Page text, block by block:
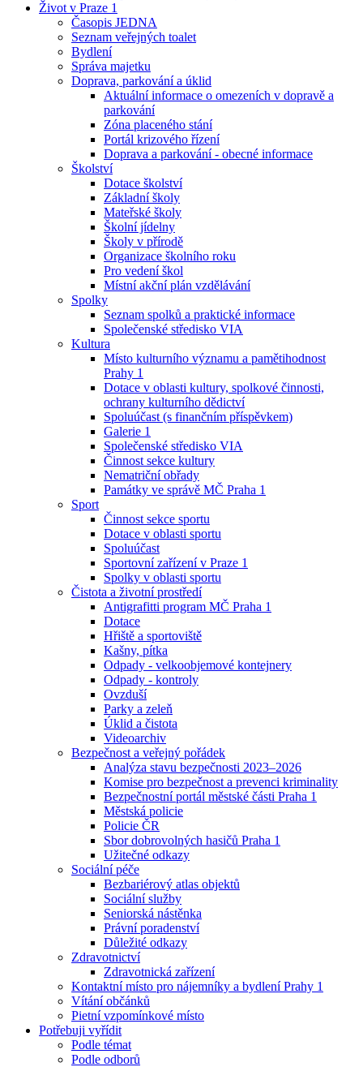
Život v Praze 1
Časopis JEDNA
Seznam veřejných toalet
Bydlení
Správa majetku
Doprava, parkování a úklid
Aktuální informace o omezeních v dopravě a
parkování
Zóna placeného stání
Portál krizového řízení
Doprava a parkování - obecné informace
Školství
Dotace školství
Základní školy
Mateřské školy
Školní jídelny
Školy v přírodě
Organizace školního roku
Pro vedení škol
Místní akční plán vzdělávání
Spolky
Seznam spolků a praktické informace
Společenské středisko VIA
Kultura
Místo kulturního významu a pamětihodnost
Prahy 1
Dotace v oblasti kultury, spolkové činnosti,
ochrany kulturního dědictví
Spoluúčast (s finančním příspěvkem)
Galerie 1
Společenské středisko VIA
Činnost sekce kultury
Nematriční obřady
Památky ve správě MČ Praha 1
Sport
Činnost sekce sportu
Dotace v oblasti sportu
Spoluúčast
Sportovní zařízení v Praze 1
Spolky v oblasti sportu
Čistota a životní prostředí
Antigrafitti program MČ Praha 1
Dotace
Hřiště a sportoviště
Kašny, pítka
Odpady - velkoobjemové kontejnery
Odpady - kontroly
Ovzduší
Parky a zeleň
Úklid a čistota
Videoarchiv
Bezpečnost a veřejný pořádek
Analýza stavu bezpečnosti 2023–2026
Komise pro bezpečnost a prevenci kriminality
Bezpečnostní portál městské části Praha 1
Městská policie
Policie ČR
Sbor dobrovolných hasičů Praha 1
Užitečné odkazy
Sociální péče
Bezbariérový atlas objektů
Sociální služby
Seniorská nástěnka
Právní poradenství
Důležité odkazy
Zdravotnictví
Zdravotnická zařízení
Kontaktní místo pro nájemníky a bydlení Prahy 1
Vítání občánků
Pietní vzpomínkové místo
Potřebuji vyřídit
Podle témat
Podle odborů